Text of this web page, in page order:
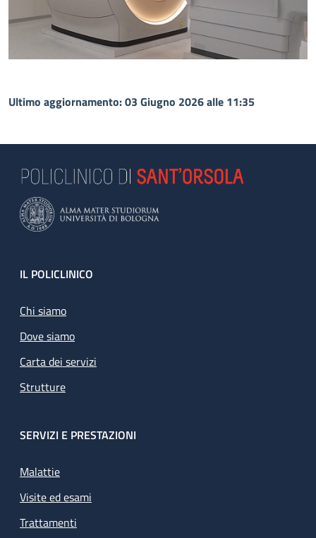
Ultimo aggiornamento: 03 Giugno 2026 alle 11:35
Footer
IL POLICLINICO
Chi siamo
Dove siamo
Carta dei servizi
Strutture
SERVIZI E PRESTAZIONI
Malattie
Visite ed esami
Trattamenti